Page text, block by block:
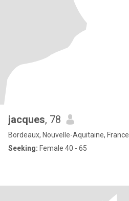
jacques, 78
Bordeaux, Nouvelle-Aquitaine, France
Seeking: Female 40 - 65